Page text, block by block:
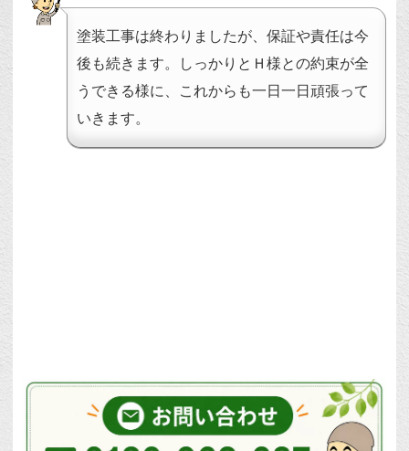
塗装工事は終わりましたが、保証や責任は今
後も続きます。しっかりとＨ様との約束が全
うできる様に、これからも一日一日頑張って
いきます。